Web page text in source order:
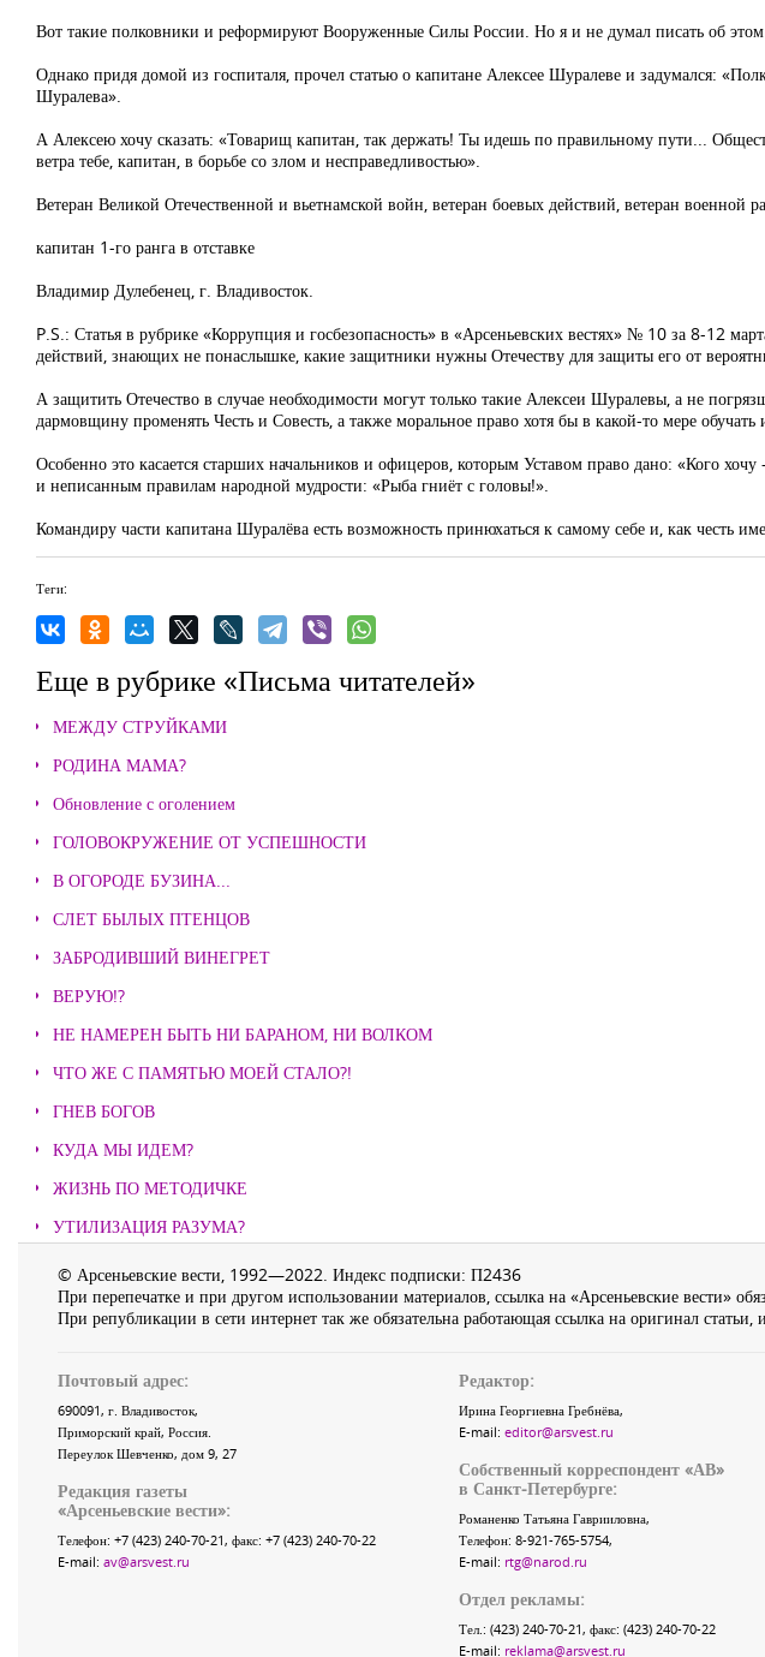
Вот такие полковники и реформируют Вооруженные Силы России. Но я и не думал писать об
Однако придя домой из госпиталя, прочел статью о капитане Алексее Шуралеве и задумался:
Шуралева».
А Алексею хочу сказать: «Товарищ капитан, так держать! Ты идешь по правильному пути...
ветра тебе, капитан, в борьбе со злом и несправедливостью».
Ветеран Великой Отечественной и вьетнамской войн, ветеран боевых действий, ветеран военной
капитан 1-го ранга в отставке
Владимир Дулебенец, г. Владивосток.
P.S.: Статья в рубрике «Коррупция и госбезопасность» в «Арсеньевских вестях» № 10 за 8-12
действий, знающих не понаслышке, какие защитники нужны Отечеству для защиты его от
А защитить Отечество в случае необходимости могут только такие Алексеи Шуралевы, а не
дармовщину променять Честь и Совесть, а также моральное право хотя бы в какой-то мере
Особенно это касается старших начальников и офицеров, которым Уставом право дано: «Кого
и неписанным правилам народной мудрости: «Рыба гниёт с головы!».
Командиру части капитана Шуралёва есть возможность принюхаться к самому себе и, как честь
Теги:
Еще в рубрике «Письма читателей»
МЕЖДУ СТРУЙКАМИ
РОДИНА МАМА?
Обновление с оголением
ГОЛОВОКРУЖЕНИЕ ОТ УСПЕШНОСТИ
В ОГОРОДЕ БУЗИНА...
СЛЕТ БЫЛЫХ ПТЕНЦОВ
ЗАБРОДИВШИЙ ВИНЕГРЕТ
ВЕРУЮ!?
НЕ НАМЕРЕН БЫТЬ НИ БАРАНОМ, НИ ВОЛКОМ
ЧТО ЖЕ С ПАМЯТЬЮ МОЕЙ СТАЛО?!
ГНЕВ БОГОВ
КУДА МЫ ИДЕМ?
ЖИЗНЬ ПО МЕТОДИЧКЕ
УТИЛИЗАЦИЯ РАЗУМА?
© Арсеньевские вести, 1992—2022. Индекс подписки: П2436
При перепечатке и при другом использовании материалов, ссылка на «Арсеньевские вести»
При републикации в сети интернет так же обязательна работающая ссылка на оригинал статьи,
Почтовый адрес:
690091, г. Владивосток,
Приморский край, Россия.
Переулок Шевченко, дом 9, 27
Редакция газеты
«Арсеньевские вести»:
Телефон: +7 (423) 240-70-21, факс: +7 (423) 240-70-22
E-mail: av@arsvest.ru
Редактор:
Ирина Георгиевна Гребнёва,
E-mail: editor@arsvest.ru
Собственный корреспондент «АВ»
в Санкт-Петербурге:
Романенко Татьяна Гаврииловна,
Телефон: 8-921-765-5754,
E-mail: rtg@narod.ru
Отдел рекламы:
Тел.: (423) 240-70-21, факс: (423) 240-70-22
E-mail: reklama@arsvest.ru